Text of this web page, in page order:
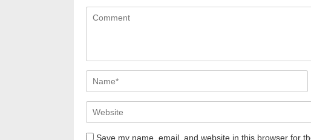
Save my name, email, and website in this browser for